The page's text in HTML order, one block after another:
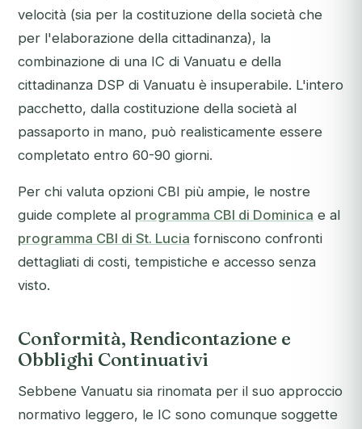
velocità (sia per la costituzione della società che
per l'elaborazione della cittadinanza), la
combinazione di una IC di Vanuatu e della
cittadinanza DSP di Vanuatu è insuperabile. L'intero
pacchetto, dalla costituzione della società al
passaporto in mano, può realisticamente essere
completato entro 60-90 giorni.
Per chi valuta opzioni CBI più ampie, le nostre
guide complete al programma CBI di Dominica e al
programma CBI di St. Lucia forniscono confronti
dettagliati di costi, tempistiche e accesso senza
visto.
Conformità, Rendicontazione e
Obblighi Continuativi
Sebbene Vanuatu sia rinomata per il suo approccio
normativo leggero, le IC sono comunque soggette